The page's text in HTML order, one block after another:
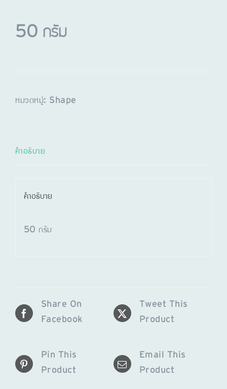
50 กรัม
หมวดหมู่: Shape
คำอธิบาย
คำอธิบาย
50 กรัม
Share On
Facebook
Tweet This
Product
Pin This
Product
Email This
Product